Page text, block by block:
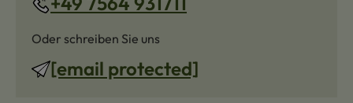
Oder schreiben Sie uns
[email protected]